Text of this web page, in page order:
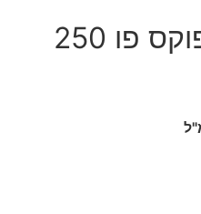
אנימולוגי שמפו פוקס פו 250